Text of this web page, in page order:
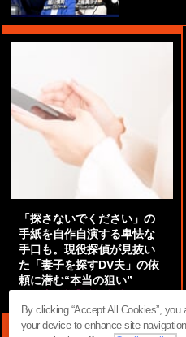
「探さないでください」の
手紙を自作自演する卑怯な
手口も。現役探偵が見抜い
た「妻子を探すDV夫」の依
頼に潜む“本当の狙い”
By clicking “Accept All Cookies”,
your device to enhance site